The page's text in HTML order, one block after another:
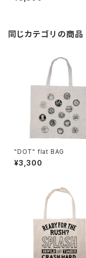
同じカテゴリの商品
"DOT" flat BAG
¥3,300